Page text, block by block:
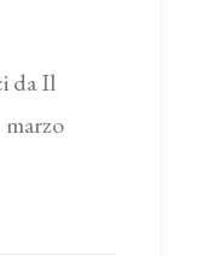
da Il